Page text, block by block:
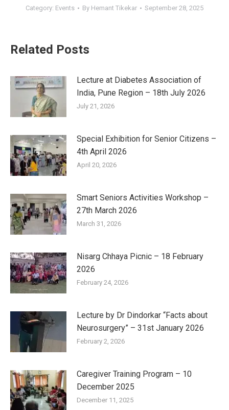
Category: Events By Hemant Tikekar September 28, 2025
Related Posts
Lecture at Diabetes Association of
India, Pune Region – 18th July 2026
July 21, 2026
Special Exhibition for Senior Citizens –
4th April 2026
April 20, 2026
Smart Seniors Activities Workshop –
27th March 2026
March 31, 2026
Nisarg Chhaya Picnic – 18 February
2026
February 24, 2026
Lecture by Dr Dindorkar “Facts about
Neurosurgery” – 31st January 2026
February 2, 2026
Caregiver Training Program – 10
December 2025
December 11, 2025